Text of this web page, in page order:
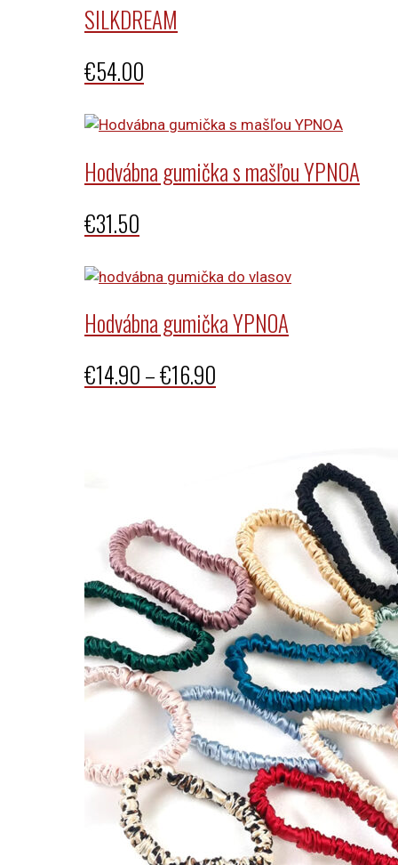
SILKDREAM
€54.00
Hodvábna gumička s mašľou YPNOA
€31.50
Hodvábna gumička YPNOA
€14.90–€16.90
€16.90